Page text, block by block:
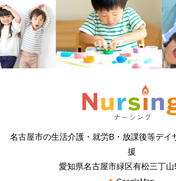
名古屋市の生活介護・就労B・放課後等デイ
援
愛知県名古屋市緑区有松三丁